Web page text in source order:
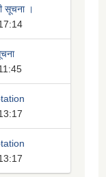
सूचना ।